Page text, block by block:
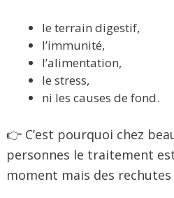
le terrain digestif,
l’immunité,
l’alimentation,
le stress,
ni les causes de fond.
👉 C’est pourquoi chez
personnes le traitement
moment mais des